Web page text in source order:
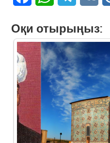
Оқи отырыңыз: